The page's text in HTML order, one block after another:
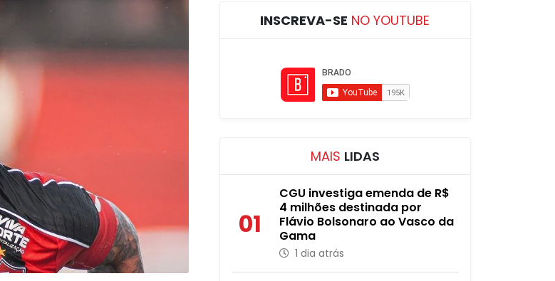
INSCREVA-SE NO YOUTUBE
MAIS LIDAS
01
CGU investiga emenda de R$
4 milhões destinada por
Flávio Bolsonaro ao Vasco da
Gama
1 dia atrás